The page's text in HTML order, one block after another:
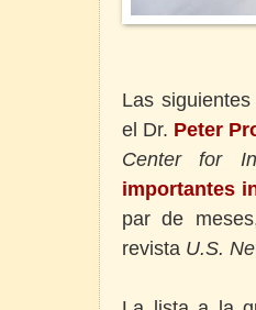
Las
el Dr. Peter
Center for
importantes
par de
revista U.S.